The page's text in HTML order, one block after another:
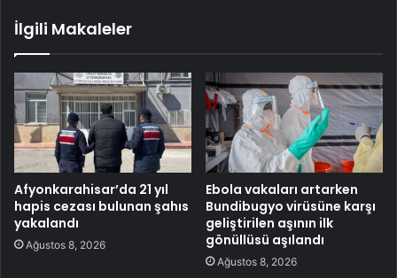
İlgili Makaleler
Afyonkarahisar’da 21 yıl
hapis cezası bulunan şahıs
yakalandı
Ağustos 8, 2026
Ebola vakaları artarken
Bundibugyo virüsüne karşı
geliştirilen aşının ilk
gönüllüsü aşılandı
Ağustos 8, 2026